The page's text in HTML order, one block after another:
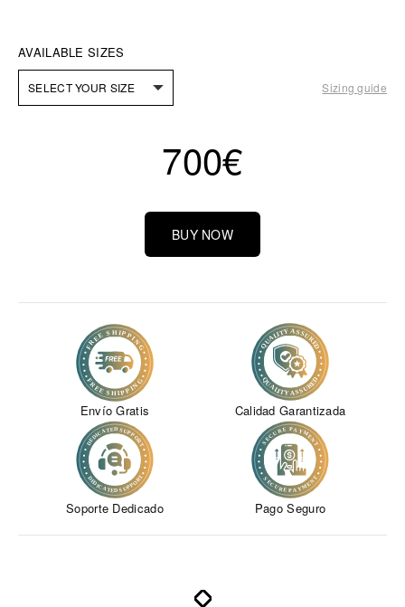
AVAILABLE SIZES
SELECT YOUR SIZE Sizing guide
700€
BUY NOW
Envío Gratis Calidad Garantizada
Soporte Dedicado Pago Seguro